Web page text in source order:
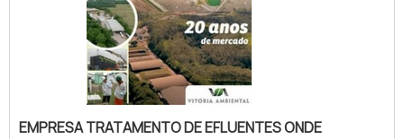
EMPRESA TRATAMENTO DE EFLUENTES ONDE